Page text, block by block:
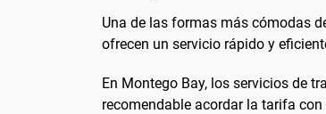
Una de las formas más cómodas
ofrecen un servicio rápido y
En Montego Bay, los servicios de
recomendable acordar la tarifa